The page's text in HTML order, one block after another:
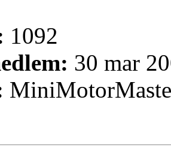
1092
30 mar